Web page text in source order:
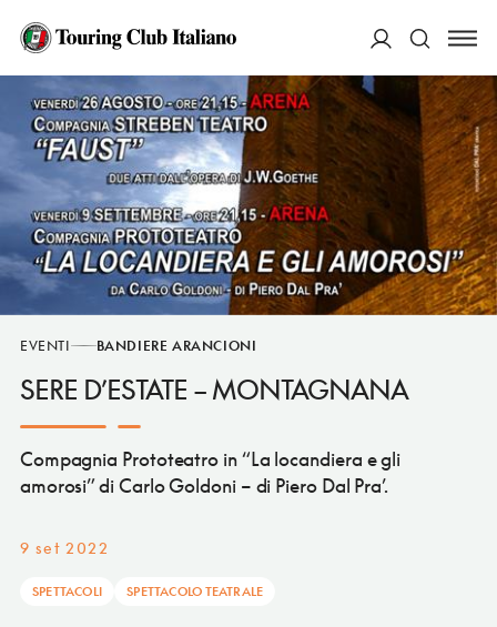
Cerca
EVENTI BANDIERE ARANCIONI
SERE D’ESTATE – MONTAGNANA
Compagnia Prototeatro in “La locandiera e gli
amorosi” di Carlo Goldoni – di Piero Dal Pra’.
9 set 2022
SPETTACOLI SPETTACOLO TEATRALE